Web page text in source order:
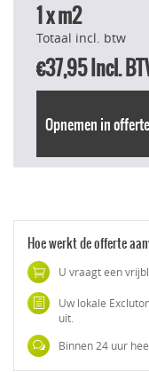
1x m2
Totaal incl. btw
€37,95Incl.
Opnemen in offerte
Hoe werkt de offerte
U vraagt een
Uw lokale
uit.
Binnen 24 uur